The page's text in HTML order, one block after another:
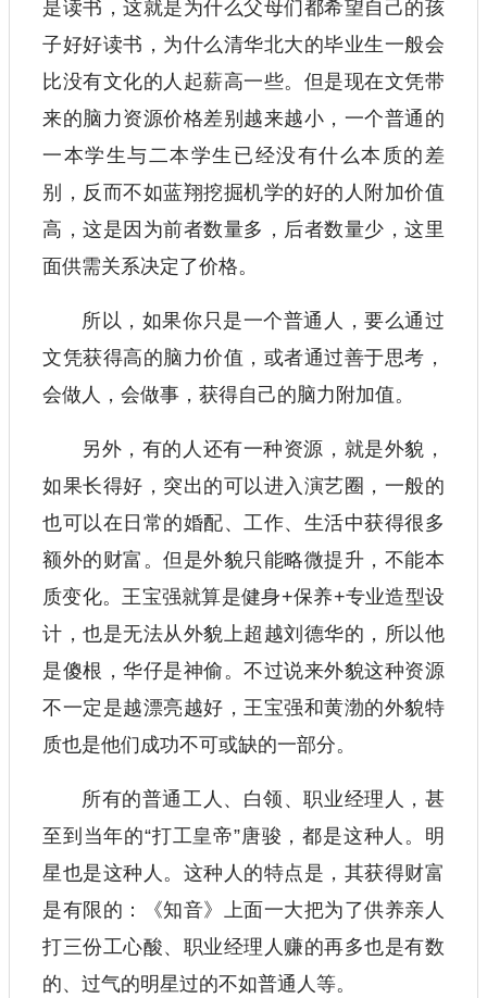
是读书，这就是为什么父母们都希望自己的孩
子好好读书，为什么清华北大的毕业生一般会
比没有文化的人起薪高一些。但是现在文凭带
来的脑力资源价格差别越来越小，一个普通的
一本学生与二本学生已经没有什么本质的差
别，反而不如蓝翔挖掘机学的好的人附加价值
高，这是因为前者数量多，后者数量少，这里
面供需关系决定了价格。
所以，如果你只是一个普通人，要么通过
文凭获得高的脑力价值，或者通过善于思考，
会做人，会做事，获得自己的脑力附加值。
另外，有的人还有一种资源，就是外貌，
如果长得好，突出的可以进入演艺圈，一般的
也可以在日常的婚配、工作、生活中获得很多
额外的财富。但是外貌只能略微提升，不能本
质变化。王宝强就算是健身+保养+专业造型设
计，也是无法从外貌上超越刘德华的，所以他
是傻根，华仔是神偷。不过说来外貌这种资源
不一定是越漂亮越好，王宝强和黄渤的外貌特
质也是他们成功不可或缺的一部分。
所有的普通工人、白领、职业经理人，甚
至到当年的“打工皇帝”唐骏，都是这种人。明
星也是这种人。这种人的特点是，其获得财富
是有限的：《知音》上面一大把为了供养亲人
打三份工心酸、职业经理人赚的再多也是有数
的、过气的明星过的不如普通人等。